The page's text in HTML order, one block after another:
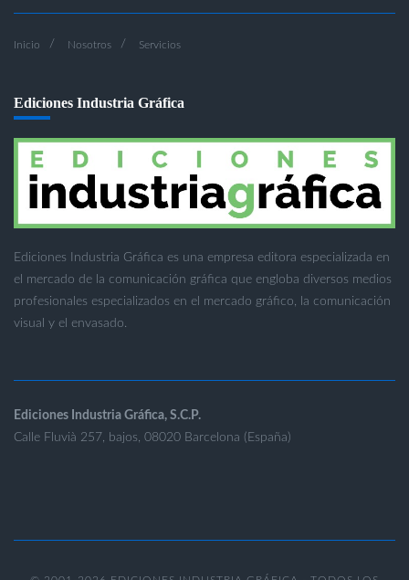
Inicio Nosotros Servicios
Ediciones Industria Gráfica
Ediciones Industria Gráfica es una empresa editora especializada en
el mercado de la comunicación gráfica que engloba diversos medios
profesionales especializados en el mercado gráfico, la comunicación
visual y el envasado.
Ediciones Industria Gráfica, S.C.P.
Calle Fluvià 257, bajos, 08020 Barcelona (España)